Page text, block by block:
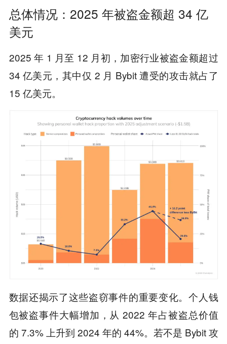
总体情况：2025 年被盗金额超 34 亿
美元
2025 年 1 月至 12 月初，加密行业被盗金额超过
34 亿美元，其中仅 2 月 Bybit 遭受的攻击就占了
15 亿美元。
数据还揭示了这些盗窃事件的重要变化。个人钱
包被盗事件大幅增加，从 2022 年占被盗总价值
的 7.3% 上升到 2024 年的 44%。若不是 Bybit 攻